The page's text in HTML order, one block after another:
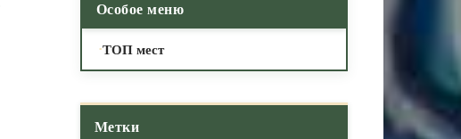
Особое меню
ТОП мест
Метки